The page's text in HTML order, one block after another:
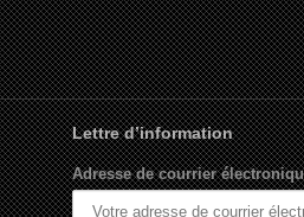
Lettre d’information
Adresse de courrier